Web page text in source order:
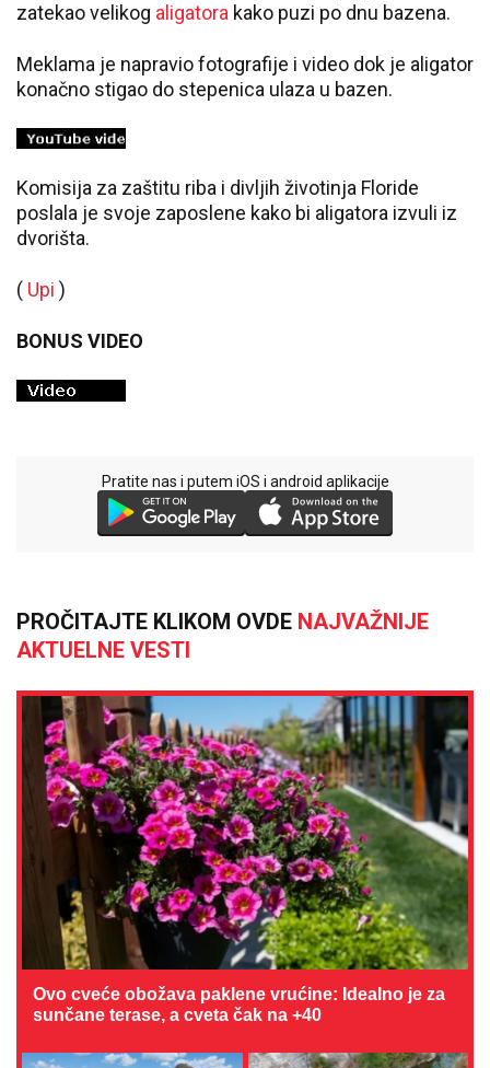
zatekao velikog aligatora kako puzi po dnu bazena.
Meklama je napravio fotografije i video dok je aligator
konačno stigao do stepenica ulaza u bazen.
Komisija za zaštitu riba i divljih životinja Floride
poslala je svoje zaposlene kako bi aligatora izvuli iz
dvorišta.
( Upi )
BONUS VIDEO
Pratite nas i putem iOS i android aplikacije
PROČITAJTE KLIKOM OVDE NAJVAŽNIJE
AKTUELNE VESTI
Ovo cveće obožava paklene vrućine: Idealno je za
sunčane terase, a cveta čak na +40